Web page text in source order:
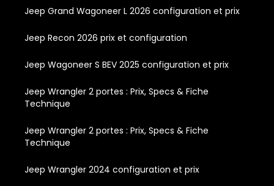
Jeep Grand Wagoneer L 2026 configuration et prix
Jeep Recon 2026 prix et configuration
Jeep Wagoneer S BEV 2025 configuration et prix
Jeep Wrangler 2 portes : Prix, Specs & Fiche
Technique
Jeep Wrangler 2 portes : Prix, Specs & Fiche
Technique
Jeep Wrangler 2024 configuration et prix